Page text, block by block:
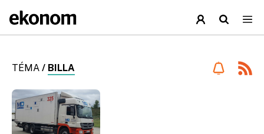
TÉMA / BILLA